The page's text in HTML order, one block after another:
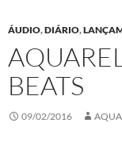
CONTEÚDO
ÁUDIO,DIÁRIO,
BEATS
09/02/2016